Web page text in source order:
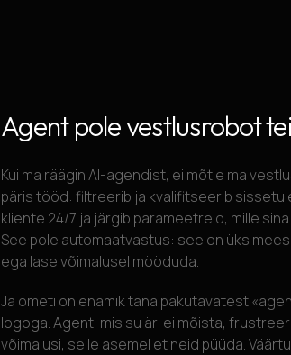
Agent pole vestlusrobot
Kui ma räägin AI-agendist, ei mõtle ma
päris tööd: filtreerib ja kvalifitseerib
kliente 24/7 ja järgib parameetreid, mille
See pole automaatvastus: see on üks
ega lase võimalusel mööduda.
Ja ometi on enamik täna pakutavatest
logoga. Agent, mis su äri ei mõista,
võimalusi, selle asemel et neid püüda.